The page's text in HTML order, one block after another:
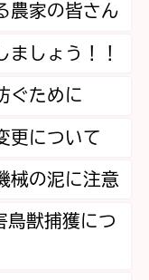
農家の皆さん
ましょう！！
ぐために
更について
械の泥に注意
鳥獣捕獲につ